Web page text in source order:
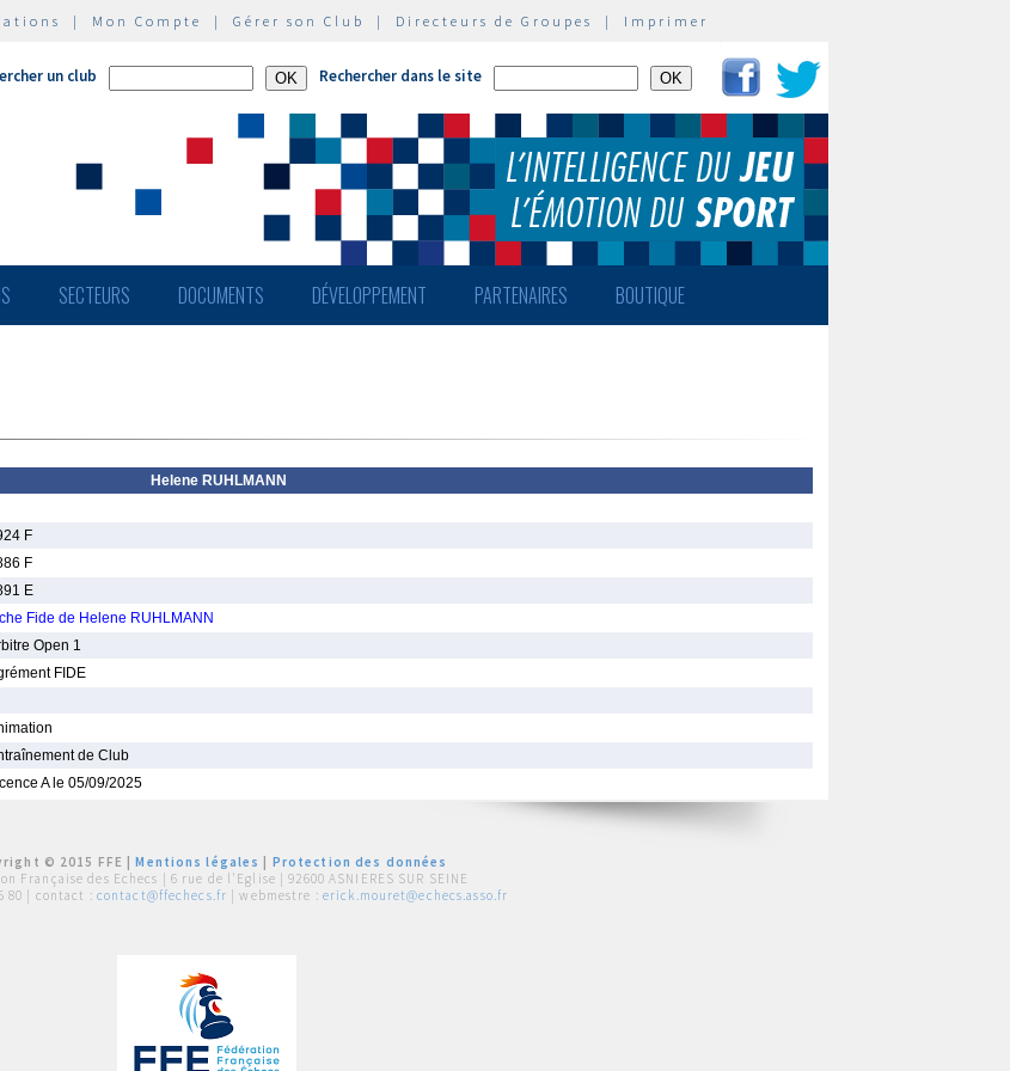
| Mon Compte | Gérer son Club | Directeurs de Groupes | Imprimer
un club Rechercher dans le site
SECTEURS DOCUMENTS DÉVELOPPEMENT PARTENAIRES BOUTIQUE
Helene RUHLMANN
F
F
E
Fide de Helene RUHLMANN
Open 1
FIDE
de Club
A le 05/09/2025
© 2015 FFE |Mentions légales
Protection des données
Française des Echecs | 6 rue de l'Eglise | 92600 ASNIERES SUR SEINE
80 | contact : contact@ffechecs.fr | webmestre : erick.mouret@echecs.asso.fr